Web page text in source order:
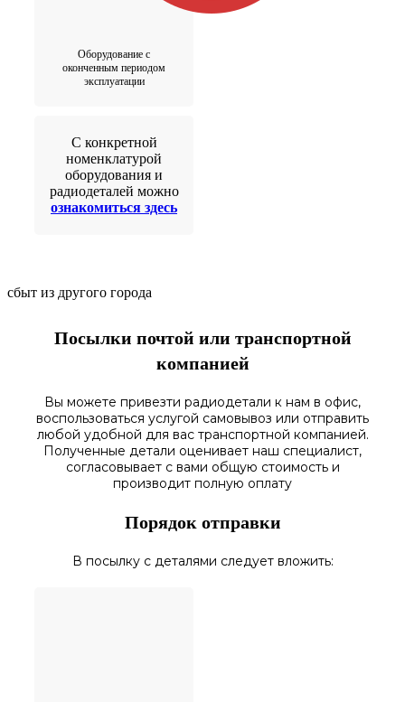
Оборудование с
оконченным периодом
эксплуатации
С конкретной
номенклатурой
оборудования и
радиодеталей можно
ознакомиться здесь
сбыт из другого города
Посылки почтой или транспортной
компанией
Вы можете привезти радиодетали к нам в офис,
воспользоваться услугой самовывоз или отправить
любой удобной для вас транспортной компанией.
Полученные детали оценивает наш специалист,
согласовываетс вами общую стоимость и
производит полную оплату
Порядок отправки
В посылку с деталями следует вложить: